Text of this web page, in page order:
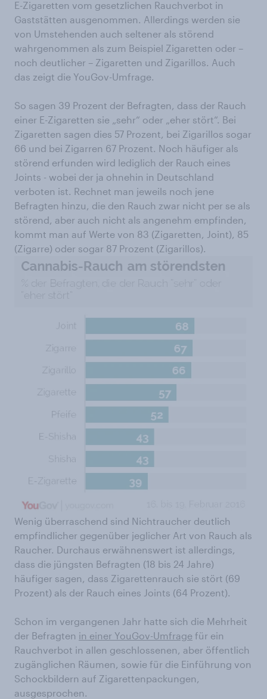
E-Zigaretten vom gesetzlichen Rauchverbot in
Gaststätten ausgenommen. Allerdings werden sie
von Umstehenden auch seltener als störend
wahrgenommen als zum Beispiel Zigaretten oder –
noch deutlicher – Zigaretten und Zigarillos. Auch
das zeigt die YouGov-Umfrage.
So sagen 39 Prozent der Befragten, dass der Rauch
einer E-Zigaretten sie „sehr“ oder „eher stört“. Bei
Zigaretten sagen dies 57 Prozent, bei Zigarillos sogar
66 und bei Zigarren 67 Prozent. Noch häufiger als
störend erfunden wird lediglich der Rauch eines
Joints - wobei der ja ohnehin in Deutschland
verboten ist. Rechnet man jeweils noch jene
Befragten hinzu, die den Rauch zwar nicht per se als
störend, aber auch nicht als angenehm empfinden,
kommt man auf Werte von 83 (Zigaretten, Joint), 85
(Zigarre) oder sogar 87 Prozent (Zigarillos).
Wenig überraschend sind Nichtraucher deutlich
empfindlicher gegenüber jeglicher Art von Rauch als
Raucher. Durchaus erwähnenswert ist allerdings,
dass die jüngsten Befragten (18 bis 24 Jahre)
häufiger sagen, dass Zigarettenrauch sie stört (69
Prozent) als der Rauch eines Joints (64 Prozent).
Schon im vergangenen Jahr hatte sich die Mehrheit
der Befragten in einer YouGov-Umfrage für ein
Rauchverbot in allen geschlossenen, aber öffentlich
zugänglichen Räumen, sowie für die Einführung von
Schockbildern auf Zigarettenpackungen,
ausgesprochen.